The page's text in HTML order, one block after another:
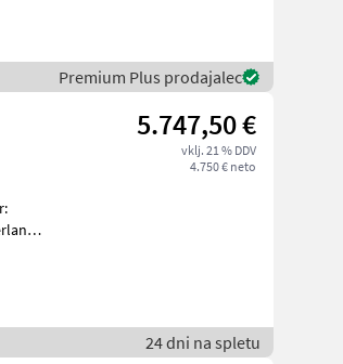
Premium Plus prodajalec
5.747,50 €
vklj. 21 % DDV
4.750 € neto
24 dni na spletu